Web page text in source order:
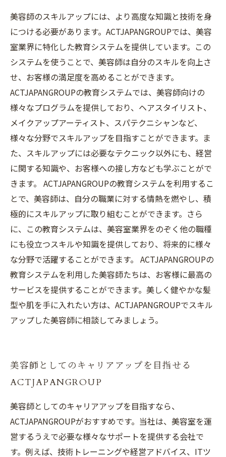
美容師のスキルアップには、より高度な知識と技術を身
につける必要があります。ACTJAPANGROUPでは、美容
室業界に特化した教育システムを提供しています。この
システムを使うことで、美容師は自分のスキルを向上さ
せ、お客様の満足度を高めることができます。
ACTJAPANGROUPの教育システムでは、美容師向けの
様々なプログラムを提供しており、ヘアスタイリスト、
メイクアップアーティスト、スパテクニシャンなど、
様々な分野でスキルアップを目指すことができます。ま
た、スキルアップには必要なテクニック以外にも、経営
に関する知識や、お客様への接し方なども学ぶことがで
きます。 ACTJAPANGROUPの教育システムを利用するこ
とで、美容師は、自分の職業に対する情熱を燃やし、積
極的にスキルアップに取り組むことができます。さら
に、この教育システムは、美容室業界をのぞく他の職種
にも役立つスキルや知識を提供しており、将来的に様々
な分野で活躍することができます。 ACTJAPANGROUPの
教育システムを利用した美容師たちは、お客様に最高の
サービスを提供することができます。美しく健やかな髪
型や肌を手に入れたい方は、ACTJAPANGROUPでスキル
アップした美容師に相談してみましょう。
美容師としてのキャリアアップを目指せる
ACTJAPANGROUP
美容師としてのキャリアアップを目指すなら、
ACTJAPANGROUPがおすすめです。当社は、美容室を運
営するうえで必要な様々なサポートを提供する会社で
す。例えば、技術トレーニングや経営アドバイス、ITツ